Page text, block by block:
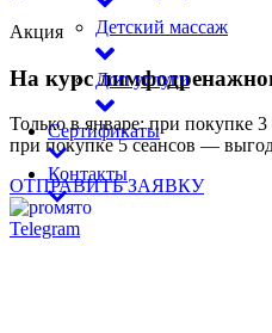
Детский массаж
Доп услуги
Сертификаты
Контакты
Акция
На курс
Только в январе: при покупке
при покупке 5 сеансов —
ОТПРАВИТЬ ЗАЯВКУ
Telegram